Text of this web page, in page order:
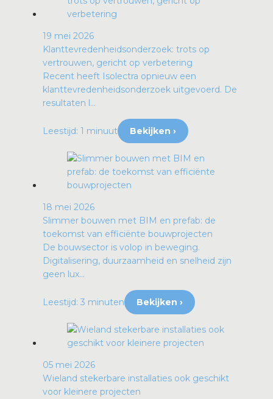
19 mei 2026
Klanttevredenheidsonderzoek: trots op
vertrouwen, gericht op verbetering
Recent heeft Isolectra opnieuw een
klanttevredenheidsonderzoek uitgevoerd. De
resultaten l...
Leestijd: 1 minuut Bekijken ›
18 mei 2026
Slimmer bouwen met BIM en prefab: de
toekomst van efficiënte bouwprojecten
De bouwsector is volop in beweging.
Digitalisering, duurzaamheid en snelheid zijn
geen lux...
Leestijd: 3 minuten Bekijken ›
05 mei 2026
Wieland stekerbare installaties ook geschikt
voor kleinere projecten